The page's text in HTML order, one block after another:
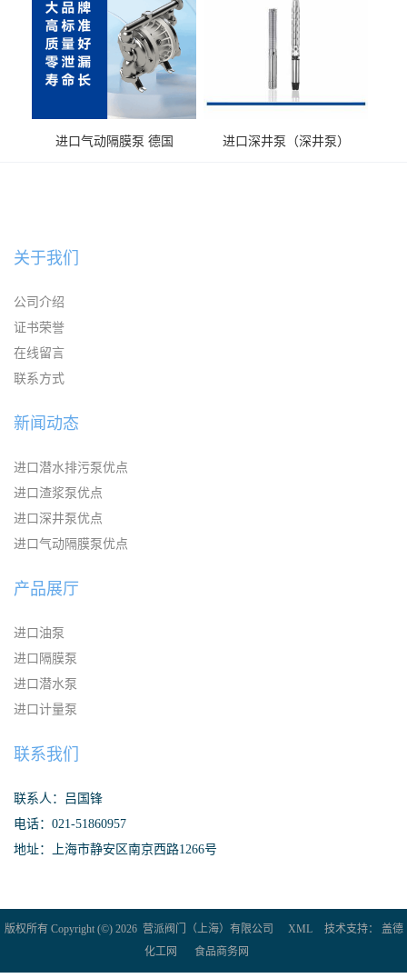
进口气动隔膜泵 德国
进口深井泵（深井泵）
关于我们
公司介绍
证书荣誉
在线留言
联系方式
新闻动态
进口潜水排污泵优点
进口渣浆泵优点
进口深井泵优点
进口气动隔膜泵优点
产品展厅
进口油泵
进口隔膜泵
进口潜水泵
进口计量泵
联系我们
联系人：吕国锋
电话：021-51860957
地址：上海市静安区南京西路1266号
版权所有 Copyright (©) 2026 营派阀门（上海）有限公司 XML 技术支持：
盖德
化工网
食品商务网